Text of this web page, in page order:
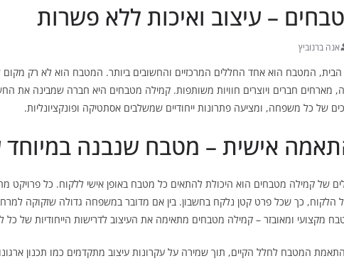
– עיצוב ואיכות ללא פשרות
אנה ברנוביץ
הבית, המטבח הוא אחד החללים המרכזיים והחשובים ביותר. המטבח הוא לא רק מקום
מארחים חברים ויוצרים חוויות משותפות. קמילה מטבחים היא חברה שמבינה את
של כל משפחה, ומציעה פתרונות ייחודיים שמשלבים אסתטיקה ופונקציונליות.
אישית – מטבח שנבנה במיוחד
של קמילה מטבחים הוא היכולת להתאים כל מטבח באופן אישי ללקוח. כל
הלקוח, כך שכל פרט קטן נלקח בחשבון. בין אם מדובר במשפחה גדולה שזקוקה
מקצועי ומאובזר – קמילה מטבחים מתאימה את העיצוב לדרישות הייחודיות של כל
המטבח לחלל הקיים, תוך שמירה על עקרונות עיצוב מתקדמים כמו תכנון